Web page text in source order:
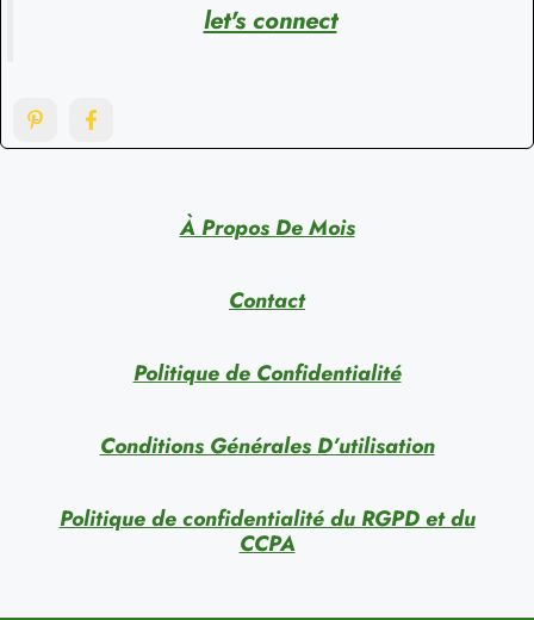
let's connect
À Propos De Mois
Contact
Politique de Confidentialité
Conditions Générales D’utilisation
Politique de confidentialité du RGPD et du
CCPA